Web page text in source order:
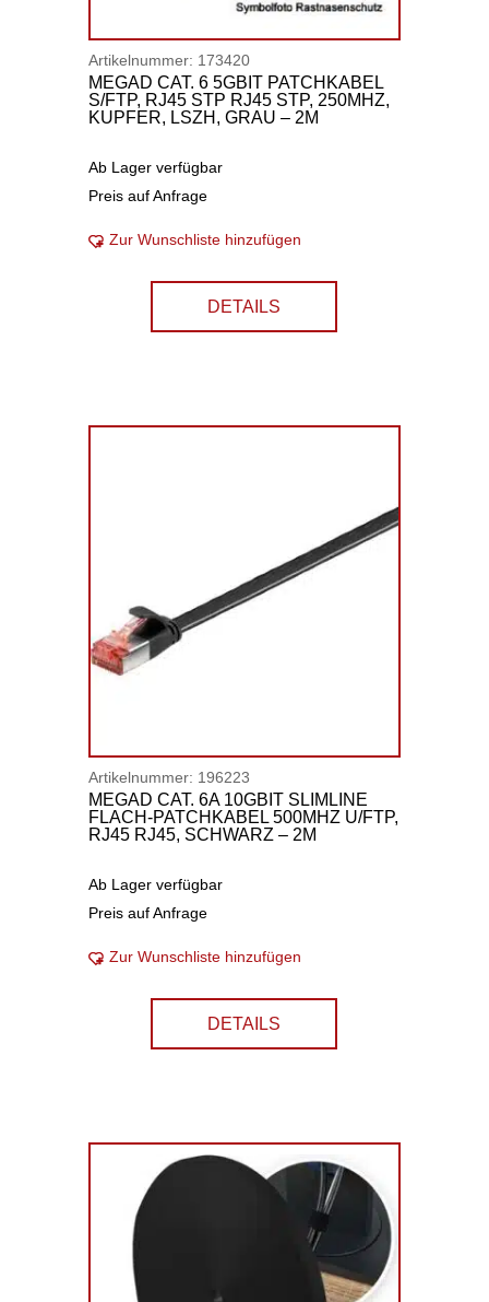
Artikelnummer: 173420
MEGAD CAT. 6 5GBIT PATCHKABEL
S/FTP, RJ45 STP RJ45 STP, 250MHZ,
KUPFER, LSZH, GRAU – 2M
Ab Lager verfügbar
Preis auf Anfrage
Zur Wunschliste hinzufügen
DETAILS
Artikelnummer: 196223
MEGAD CAT. 6A 10GBIT SLIMLINE
FLACH-PATCHKABEL 500MHZ U/FTP,
RJ45 RJ45, SCHWARZ – 2M
Ab Lager verfügbar
Preis auf Anfrage
Zur Wunschliste hinzufügen
DETAILS